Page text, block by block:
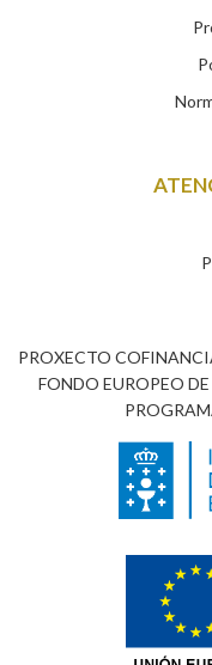
PROXECTO
FONDO EUROPEO